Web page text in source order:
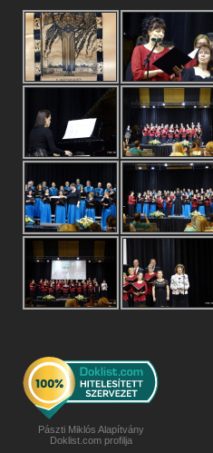
Pászti Miklós Alapítvány
Doklist.com profilja